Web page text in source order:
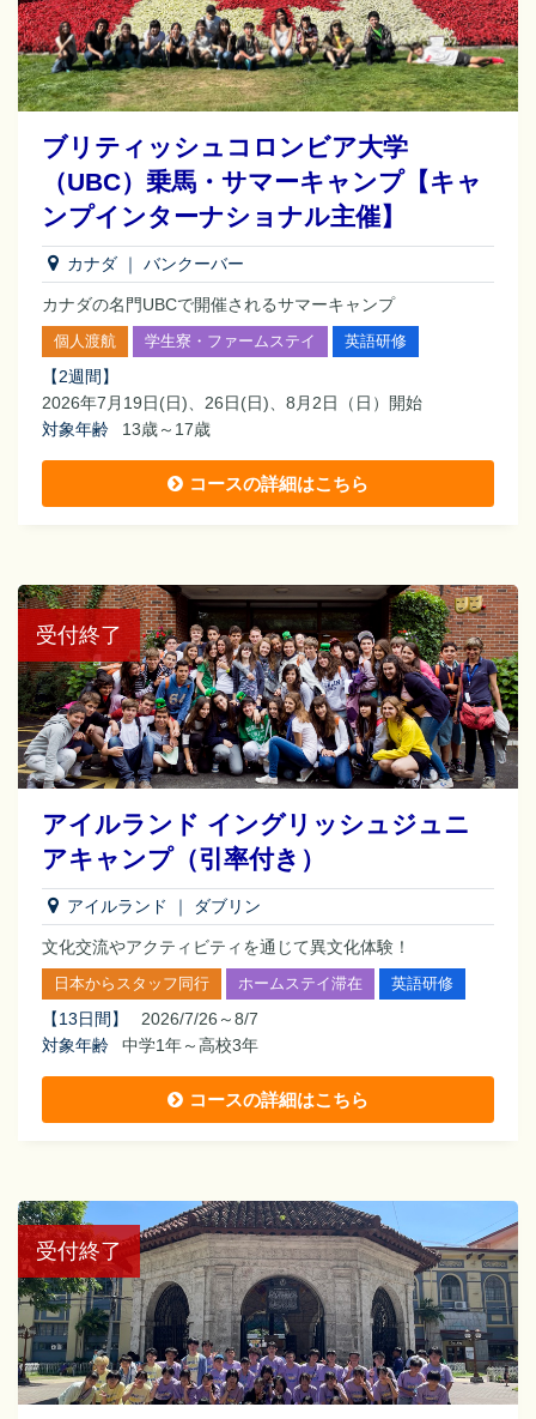
ブリティッシュコロンビア大学
（UBC）乗馬・サマーキャンプ【キャ
ンプインターナショナル主催】
カナダ｜ バンクーバー
カナダの名門UBCで開催されるサマーキャンプ
個人渡航 学生寮・ファームステイ 英語研修
【2週間 】
2026年7月19日(日)、26日(日)、8月2日（日）開始
対象年齢
13歳～17歳
コースの詳細はこちら
受付終了
アイルランド イングリッシュジュニ
アキャンプ（引率付き）
アイルランド ｜ ダブリン
文化交流やアクティビティを通じて異文化体験！
日本からスタッフ同行 ホームステイ滞在 英語研修
【13日間 】
2026/7/26～8/7
対象年齢
中学1年～高校3年
コースの詳細はこちら
受付終了